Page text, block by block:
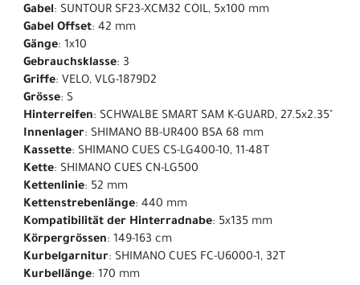
Gabel: SUNTOUR SF23-XCM32 COIL, 5x100 mm
Gabel Offset: 42 mm
Gänge: 1x10
Gebrauchsklasse: 3
Griffe: VELO, VLG-1879D2
Grösse: S
Hinterreifen: SCHWALBE SMART SAM K-GUARD, 27.5x2.35"
Innenlager: SHIMANO BB-UR400 BSA 68 mm
Kassette: SHIMANO CUES CS-LG400-10, 11-48T
Kette: SHIMANO CUES CN-LG500
Kettenlinie: 52 mm
Kettenstrebenlänge: 440 mm
Kompatibilität der Hinterradnabe: 5x135 mm
Körpergrössen: 149-163 cm
Kurbelgarnitur: SHIMANO CUES FC-U6000-1, 32T
Kurbellänge: 170 mm